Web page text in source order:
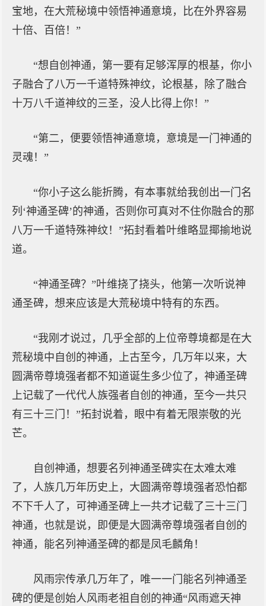
宝地，在大荒秘境中领悟神通意境，比在外界容易
十倍、百倍！”
“想自创神通，第一要有足够浑厚的根基，你小
子融合了八万一千道特殊神纹，论根基，除了融合
十万八千道神纹的三圣，没人比得上你！”
“第二，便要领悟神通意境，意境是一门神通的
灵魂！”
“你小子这么能折腾，有本事就给我创出一门名
列‘神通圣碑’的神通，否则你可真对不住你融合的那
八万一千道特殊神纹！”拓封看着叶维略显揶揄地说
道。
“神通圣碑？”叶维挠了挠头，他第一次听说神
通圣碑，想来应该是大荒秘境中特有的东西。
“我刚才说过，几乎全部的上位帝尊境都是在大
荒秘境中自创的神通，上古至今，几万年以来，大
圆满帝尊境强者都不知道诞生多少位了，神通圣碑
上记载了一代代人族强者自创的神通，至今一共只
有三十三门！”拓封说着，眼中有着无限崇敬的光
芒。
自创神通，想要名列神通圣碑实在太难太难
了，人族几万年历史上，大圆满帝尊境强者恐怕都
不下千人了，可神通圣碑上一共才记载了三十三门
神通，也就是说，即便是大圆满帝尊境强者自创的
神通，能名列神通圣碑的都是凤毛麟角！
风雨宗传承几万年了，唯一一门能名列神通圣
碑的便是创始人风雨老祖自创的神通“风雨遮天神